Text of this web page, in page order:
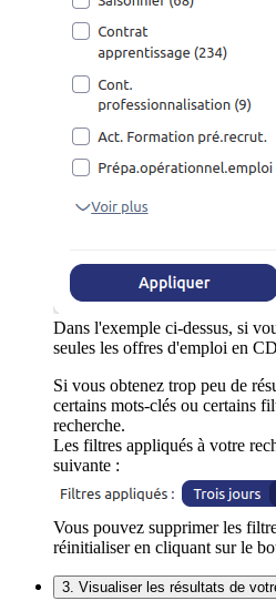
Dans l'exemple ci-dessus, si
seules les offres d'emploi en
Si vous obtenez trop peu de
certains mots-clés ou certains
recherche.
Les filtres appliqués à votre
suivante :
Vous pouvez supprimer les
réinitialiser en cliquant sur le
3. Visualiser les résultats de